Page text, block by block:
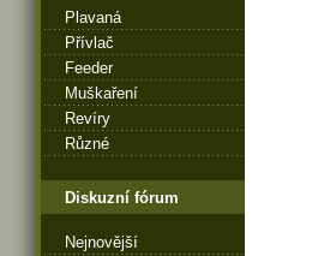
Plavaná
Přívlač
Feeder
Muškaření
Revíry
Různé
Diskuzní fórum
Nejnovější